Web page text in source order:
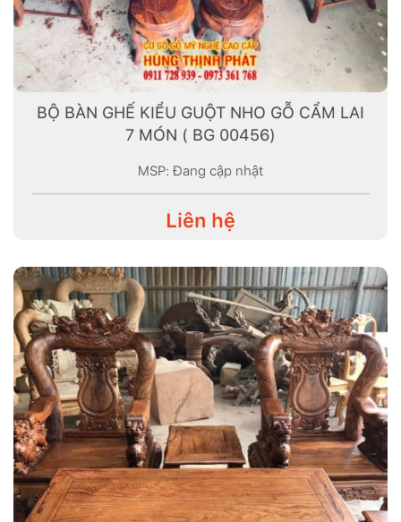
BỘ BÀN GHẾ KIỂU GUỘT NHO GỖ CẨM LAI
7 MÓN ( BG 00456)
MSP: Đang cập nhật
Liên hệ